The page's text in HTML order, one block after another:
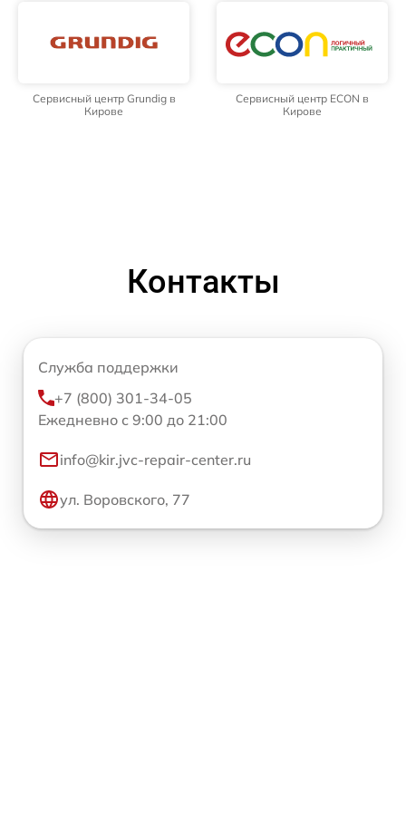
Сервисный центр Grundig в
Кирове
Сервисный центр ECON в
Кирове
Контакты
Служба поддержки
+7 (800) 301-34-05
Ежедневно с 9:00 до 21:00
info@kir.jvc-repair-center.ru
ул. Воровского, 77